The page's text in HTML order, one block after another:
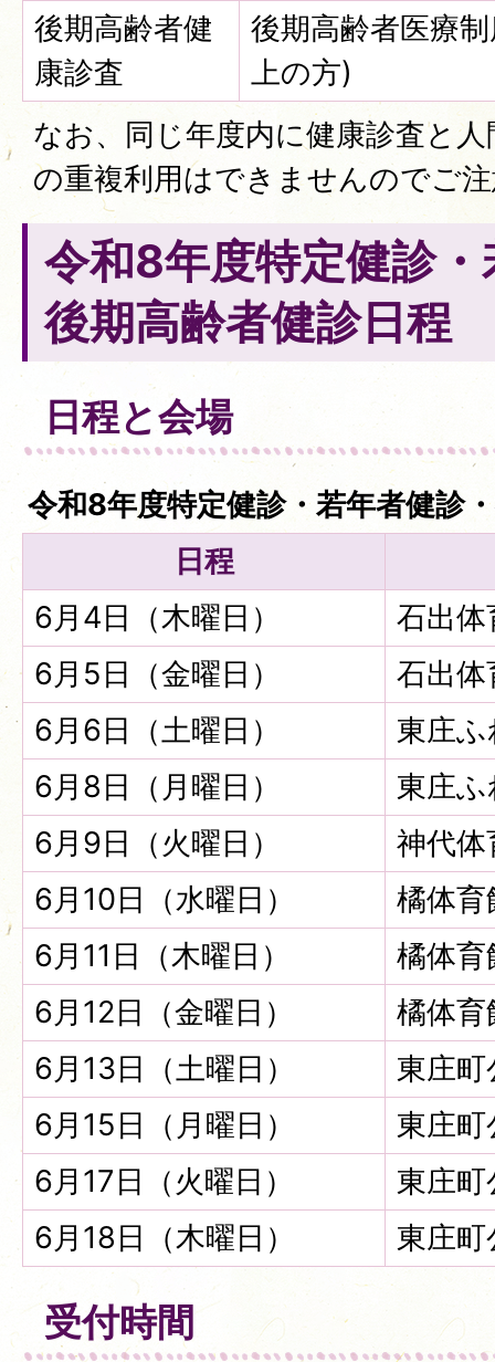
後期高齢者健
康診査
後期高齢者医療
上の方)
なお、同じ年度内に健康診査と
の重複利用はできませんのでご
令和8年度特定健診
後期高齢者健診日程
日程と会場
令和8年度特定健診・若年者健診
日程
6月4日（木曜日）
石出体
6月5日（金曜日）
石出体
6月6日（土曜日）
東庄
6月8日（月曜日）
東庄
6月9日（火曜日）
神代体
6月10日（水曜日）
橘体育
6月11日（木曜日）
橘体育
6月12日（金曜日）
橘体育
6月13日（土曜日）
東庄
6月15日（月曜日）
東庄
6月17日（火曜日）
東庄
6月18日（木曜日）
東庄
受付時間